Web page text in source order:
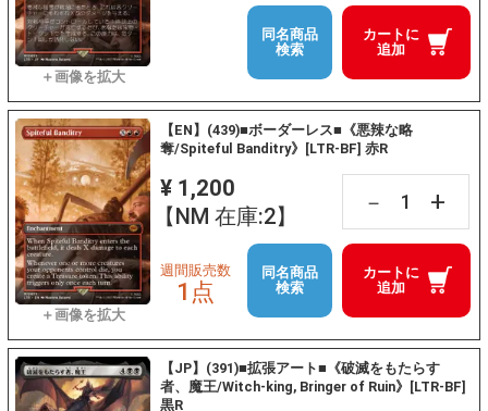
カートに
追加
同名商品
検索
【EN】(439)■ボーダーレス■《悪辣な略
奪/Spiteful Banditry》[LTR-BF] 赤R
¥ 1,200
【NM 在庫:2】
－ +
カートに
追加
週間販売数
1点
同名商品
検索
【JP】(391)■拡張アート■《破滅をもたらす
者、魔王/Witch-king, Bringer of Ruin》[LTR-BF]
黒R